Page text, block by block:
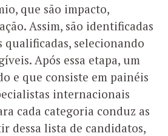
que são impacto,
Assim, são identificadas
qualificadas, selecionando
Após essa etapa, um
e que consiste em painéis
internacionais
cada categoria conduz as
dessa lista de candidatos,